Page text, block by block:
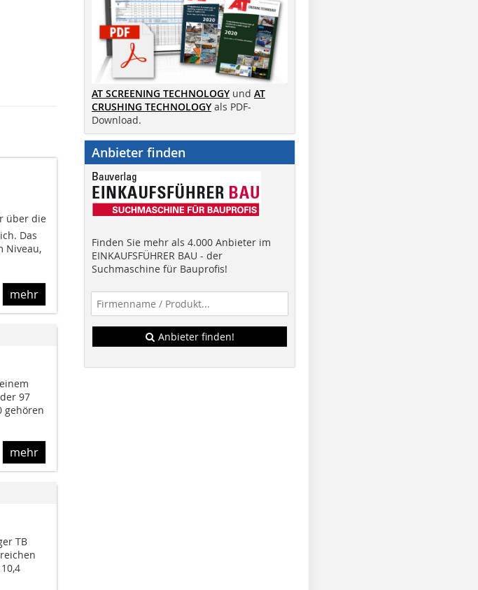
über die
Das
mehr
97
gehören
mehr
TB
AT SCREENING TECHNOLOGY und AT
CRUSHING TECHNOLOGY als PDF-
Download.
Anbieter finden
Finden Sie mehr als 4.000 Anbieter im
EINKAUFSFÜHRER BAU - der
Suchmaschine für Bauprofis!
Anbieter finden!